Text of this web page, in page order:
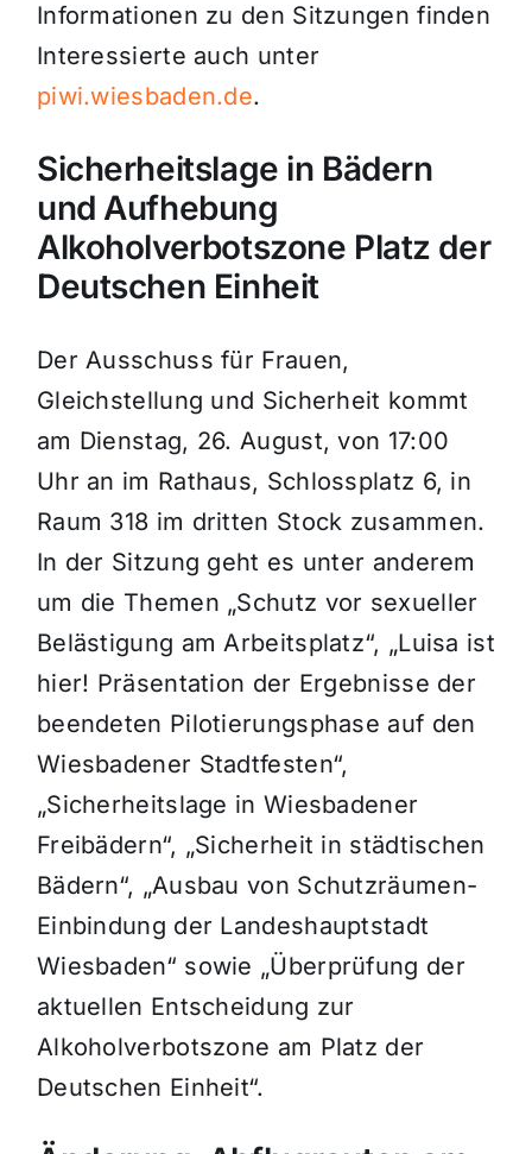
Informationen zu den Sitzungen finden
Interessierte auch unter
piwi.wiesbaden.de.
Sicherheitslage in Bädern
und Aufhebung
Alkoholverbotszone Platz der
Deutschen Einheit
Der Ausschuss für Frauen,
Gleichstellung und Sicherheit kommt
am Dienstag, 26. August, von 17:00
Uhr an im Rathaus, Schlossplatz 6, in
Raum 318 im dritten Stock zusammen.
In der Sitzung geht es unter anderem
um die Themen „Schutz vor sexueller
Belästigung am Arbeitsplatz“, „Luisa ist
hier! Präsentation der Ergebnisse der
beendeten Pilotierungsphase auf den
Wiesbadener Stadtfesten“,
„Sicherheitslage in Wiesbadener
Freibädern“, „Sicherheit in städtischen
Bädern“, „Ausbau von Schutzräumen-
Einbindung der Landeshauptstadt
Wiesbaden“ sowie „Überprüfung der
aktuellen Entscheidung zur
Alkoholverbotszone am Platz der
Deutschen Einheit“.